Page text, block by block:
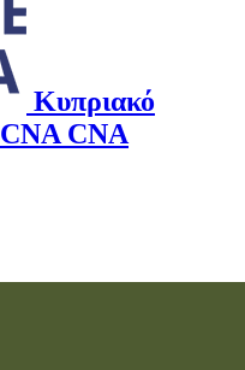
Κυπριακό
CNA CNA